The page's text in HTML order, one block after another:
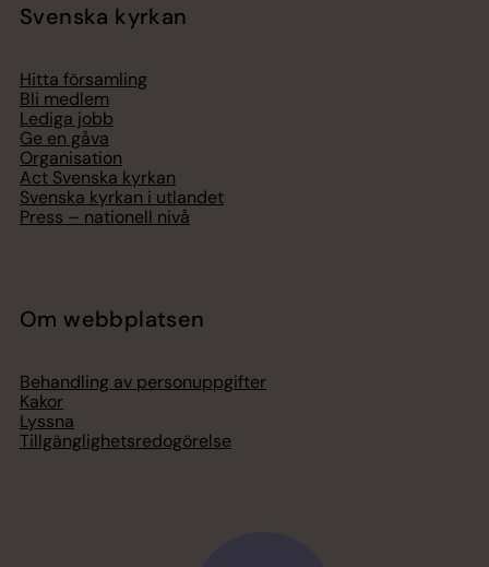
Svenska kyrkan
Hitta församling
Bli medlem
Lediga jobb
Ge en gåva
Organisation
Act Svenska kyrkan
Svenska kyrkan i utlandet
Press – nationell nivå
Om webbplatsen
Behandling av personuppgifter
Kakor
Lyssna
Tillgänglighetsredogörelse